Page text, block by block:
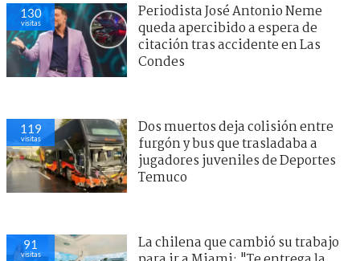
130
visitas
Periodista José Antonio Neme
queda apercibido a espera de
citación tras accidente en Las
Condes
119
visitas
Dos muertos deja colisión entre
furgón y bus que trasladaba a
jugadores juveniles de Deportes
Temuco
91
visitas
La chilena que cambió su trabajo